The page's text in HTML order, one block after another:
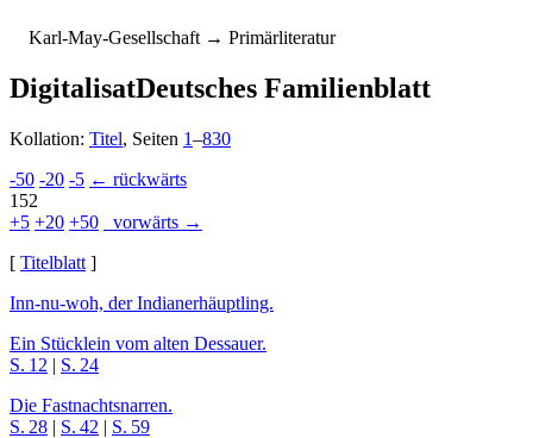
Karl-May-Gesellschaft → Primärliteratur
DigitalisatDeutsches Familienblatt
Kollation: Titel, Seiten 1–830
-50 -20 -5 ← rückwärts
152
+5 +20 +50
vorwärts →
[ Titelblatt ]
Inn-nu-woh, der In­dia­ner­häupt­ling.
Ein Stücklein vom alten Des­sau­er.
S. 12 | S. 24
Die Fastnachtsnarren.
S. 28 | S. 42 | S. 59